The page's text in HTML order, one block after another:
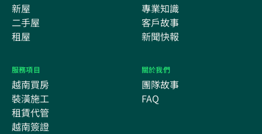
新屋
二手屋
租屋
專業知識
客戶故事
新聞快報
服務項目
越南買房
裝潢施工
租賃代管
越南簽證
關於我們
團隊故事
FAQ